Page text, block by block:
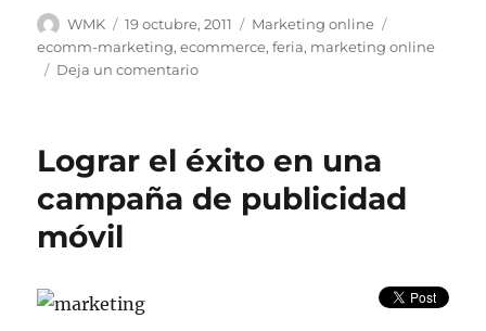
Autor
WMK
Publicado
el
19 octubre, 2011 Categorías
Marketing online
ecomm-marketing,ecommerce,feria, marketing online
Deja un comentarioen
Madrid:
se
avecina
Lograr el éxito en una
campaña de publicidad
móvil